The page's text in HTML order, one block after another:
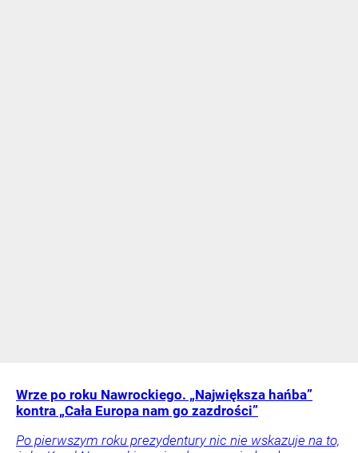
Wrze po roku Nawrockiego. „Największa hańba”
kontra „Cała Europa nam go zazdrości”
Po pierwszym roku prezydentury nic nie wskazuje na to,